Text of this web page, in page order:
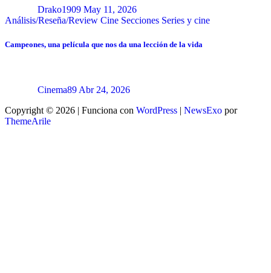
Drako1909 May 11, 2026
Análisis/Reseña/Review Cine Secciones Series y cine
Campeones, una película que nos da una lección de la vida
Cinema89 Abr 24, 2026
Copyright © 2026 | Funciona con WordPress | NewsExo por
ThemeArile